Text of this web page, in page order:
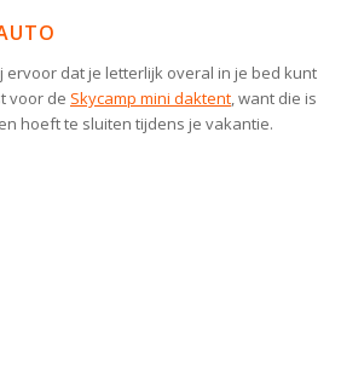
dat je letterlijk overal in je bed kunt
voor de Skycamp mini daktent, want die is
hoeft te sluiten tijdens je vakantie.